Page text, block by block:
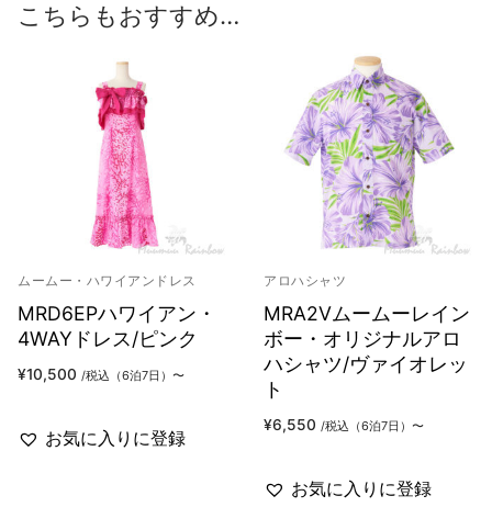
こちらもおすすめ…
ムームー・ハワイアンドレス
MRD6EPハワイアン・
4WAYドレス/ピンク
¥10,500 /税込（6泊7日）〜
お気に入りに登録
アロハシャツ
MRA2Vムームーレイン
ボー・オリジナルアロ
ハシャツ/ヴァイオレッ
ト
¥6,550 /税込（6泊7日）〜
お気に入りに登録